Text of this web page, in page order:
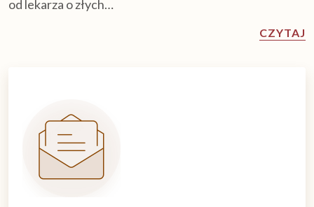
od lekarza o złych…
CZYTAJ